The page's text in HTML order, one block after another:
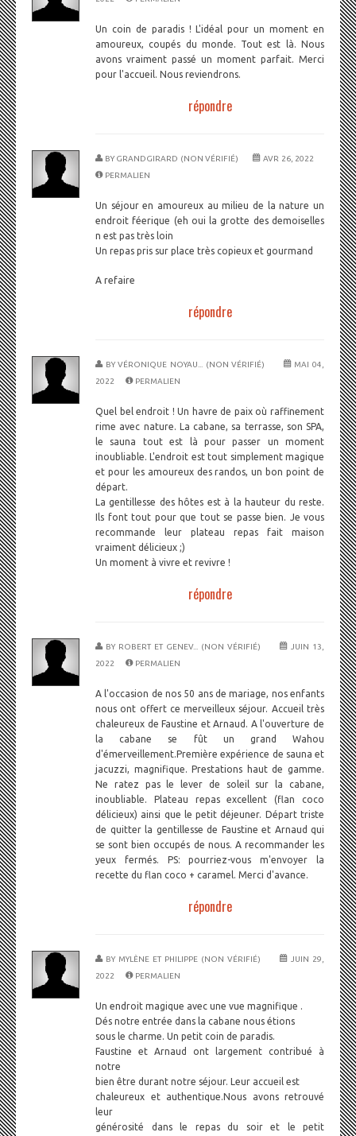
Un coin de paradis ! L'idéal pour un moment en
amoureux, coupés du monde. Tout est là. Nous
avons vraiment passé un moment parfait. Merci
pour l'accueil. Nous reviendrons.
répondre
BY GRANDGIRARD (NON VÉRIFIÉ)
AVR 26, 2022
PERMALIEN
Un séjour en amoureux au milieu de la nature un
endroit féerique (eh oui la grotte des demoiselles
n est pas très loin
Un repas pris sur place très copieux et gourmand
A refaire
répondre
BYVÉRONIQUE NOYAU... (NON VÉRIFIÉ)
MAI 04,
2022
PERMALIEN
Quel bel endroit ! Un havre de paix où raffinement
rime avec nature. La cabane, sa terrasse, son SPA,
le sauna tout est là pour passer un moment
inoubliable. L'endroit est tout simplement magique
et pour les amoureux des randos, un bon point de
départ.
La gentillesse des hôtes est à la hauteur du reste.
Ils font tout pour que tout se passe bien. Je vous
recommande leur plateau repas fait maison
vraiment délicieux ;)
Un moment à vivre et revivre !
répondre
BY ROBERT ET GENEV... (NON VÉRIFIÉ)
JUIN 13,
2022
PERMALIEN
A l'occasion de nos 50 ans de mariage, nos enfants
nous ont offert ce merveilleux séjour. Accueil très
chaleureux de Faustine et Arnaud. A l'ouverture de
la cabane se fût un grand Wahou
d'émerveillement.Première expérience de sauna et
jacuzzi, magnifique. Prestations haut de gamme.
Ne ratez pas le lever de soleil sur la cabane,
inoubliable. Plateau repas excellent (flan coco
délicieux) ainsi que le petit déjeuner. Départ triste
de quitter la gentillesse de Faustine et Arnaud qui
se sont bien occupés de nous. A recommander les
yeux fermés. PS: pourriez-vous m'envoyer la
recette du flan coco + caramel. Merci d'avance.
répondre
BY MYLÈNE ET PHILIPPE (NON VÉRIFIÉ)
JUIN 29,
2022
PERMALIEN
Un endroit magique avec une vue magnifique .
Dés notre entrée dans la cabane nous étions
sous le charme. Un petit coin de paradis.
Faustine et Arnaud ont largement contribué à
notre
bien être durant notre séjour. Leur accueil est
chaleureux et authentique.Nous avons retrouvé
leur
générosité dans le repas du soir et le petit